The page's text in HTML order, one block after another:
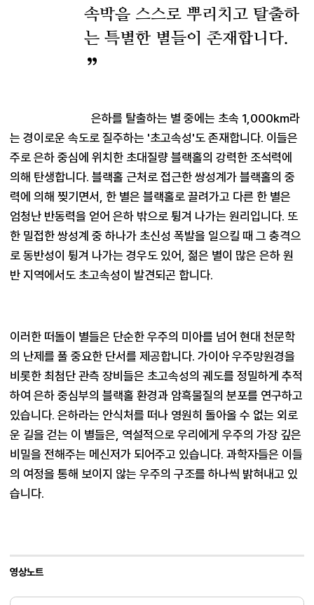
속박을 스스로 뿌리치고 탈출하
는 특별한 별들이 존재합니다.
은하를 탈출하는 별 중에는 초속 1,000km라
는 경이로운 속도로 질주하는 '초고속성'도 존재합니다. 이들은
주로 은하 중심에 위치한 초대질량 블랙홀의 강력한 조석력에
의해 탄생합니다. 블랙홀 근처로 접근한 쌍성계가 블랙홀의 중
력에 의해 찢기면서, 한 별은 블랙홀로 끌려가고 다른 한 별은
엄청난 반동력을 얻어 은하 밖으로 튕겨 나가는 원리입니다. 또
한 밀접한 쌍성계 중 하나가 초신성 폭발을 일으킬 때 그 충격으
로 동반성이 튕겨 나가는 경우도 있어, 젊은 별이 많은 은하 원
반 지역에서도 초고속성이 발견되곤 합니다.
이러한 떠돌이 별들은 단순한 우주의 미아를 넘어 현대 천문학
의 난제를 풀 중요한 단서를 제공합니다. 가이아 우주망원경을
비롯한 최첨단 관측 장비들은 초고속성의 궤도를 정밀하게 추적
하여 은하 중심부의 블랙홀 환경과 암흑물질의 분포를 연구하고
있습니다. 은하라는 안식처를 떠나 영원히 돌아올 수 없는 외로
운 길을 걷는 이 별들은, 역설적으로 우리에게 우주의 가장 깊은
비밀을 전해주는 메신저가 되어주고 있습니다. 과학자들은 이들
의 여정을 통해 보이지 않는 우주의 구조를 하나씩 밝혀내고 있
습니다.
영상노트